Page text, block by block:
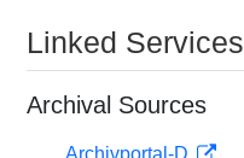
Linked Services
Archival Sources
Archivportal-D